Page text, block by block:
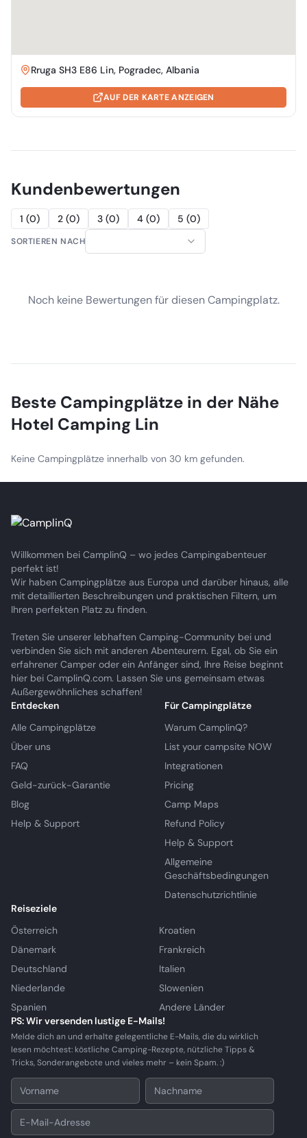
Rruga SH3 E86 Lin, Pogradec, Albania
AUF DER KARTE ANZEIGEN
Kundenbewertungen
1 (0) 2 (0) 3 (0) 4 (0) 5 (0)
SORTIEREN NACH
Noch keine Bewertungen für diesen Campingplatz.
Beste Campingplätze in der Nähe
Hotel Camping Lin
Keine Campingplätze innerhalb von 30 km gefunden.
Willkommen bei CamplinQ – wo jedes Campingabenteuer
perfekt ist!
Wir haben Campingplätze aus Europa und darüber hinaus, alle
mit detaillierten Beschreibungen und praktischen Filtern, um
Ihren perfekten Platz zu finden.
Treten Sie unserer lebhaften Camping-Community bei und
verbinden Sie sich mit anderen Abenteurern. Egal, ob Sie ein
erfahrener Camper oder ein Anfänger sind, Ihre Reise beginnt
hier bei CamplinQ.com. Lassen Sie uns gemeinsam etwas
Außergewöhnliches schaffen!
Entdecken
Alle Campingplätze
Über uns
FAQ
Geld-zurück-Garantie
Blog
Help & Support
Für Campingplätze
Warum CamplinQ?
List your campsite NOW
Integrationen
Pricing
Camp Maps
Refund Policy
Help & Support
Allgemeine
Geschäftsbedingungen
Datenschutzrichtlinie
Reiseziele
Österreich
Kroatien
Dänemark
Frankreich
Deutschland
Italien
Niederlande
Slowenien
Spanien
Andere Länder
PS: Wir versenden lustige E-Mails!
Melde dich an und erhalte gelegentliche E-Mails, die du wirklich
lesen möchtest: köstliche Camping-Rezepte, nützliche Tipps &
Tricks, Sonderangebote und vieles mehr – kein Spam. :)